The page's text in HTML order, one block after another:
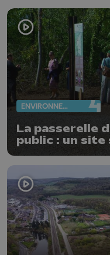
ENVIRONNEMENT
La passerelle
public : un site